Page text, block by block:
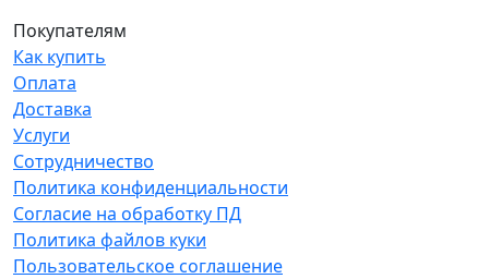
Покупателям
Как купить
Оплата
Доставка
Услуги
Сотрудничество
Политика конфиденциальности
Согласие на обработку ПД
Политика файлов куки
Пользовательское соглашение